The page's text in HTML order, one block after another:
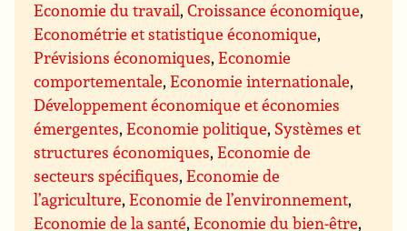
Economie du travail,Croissance économique,
Econométrie et statistique économique,
Prévisions économiques,Economie
comportementale,Economie internationale,
Développement économique et économies
émergentes,Economie politique, Systèmes et
structures économiques,Economie de
secteurs spécifiques,Economie de
l’agriculture,Economie de l’environnement,
Economie de la santé,Economie du bien-être,